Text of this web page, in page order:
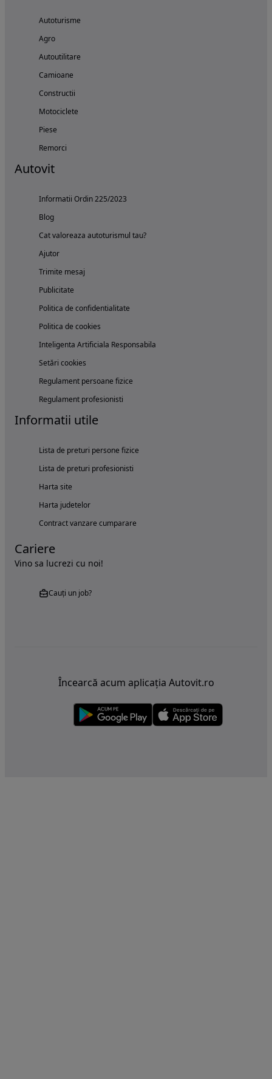
Autoturisme
Agro
Autoutilitare
Camioane
Constructii
Motociclete
Piese
Remorci
Autovit
Informatii Ordin 225/2023
Blog
Cat valoreaza autoturismul tau?
Ajutor
Trimite mesaj
Publicitate
Politica de confidentialitate
Politica de cookies
Inteligenta Artificiala Responsabila
Setări cookies
Regulament persoane fizice
Regulament profesionisti
Informatii utile
Lista de preturi persone fizice
Lista de preturi profesionisti
Harta site
Harta judetelor
Contract vanzare cumparare
Cariere
Vino sa lucrezi cu noi!
Cauți un job?
Încearcă acum aplicația Autovit.ro